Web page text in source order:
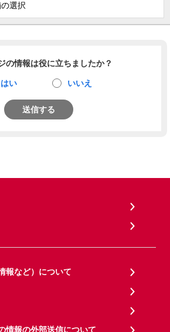
選択
の情報は役に立ちましたか？
はい いいえ
送信する
報など）について
情報の外部送信について